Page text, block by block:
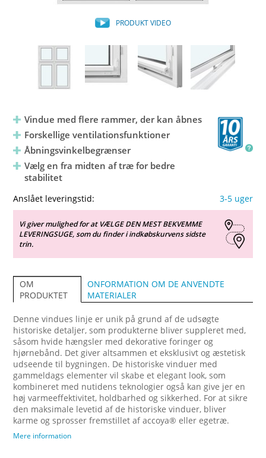
PRODUKT VIDEO
Vindue med flere rammer, der kan åbnes
Forskellige ventilationsfunktioner
Åbningsvinkelbegrænser
Vælg en fra midten af træ for bedre
stabilitet
Anslået leveringstid: 3-5 uger
Vi giver mulighed for at VÆLGE DEN MEST BEKVEMME
LEVERINGSUGE, som du finder i indkøbskurvens sidste
trin.
OM
PRODUKTET
ONFORMATION OM DE ANVENDTE
MATERIALER
Denne vindues linje er unik på grund af de udsøgte
historiske detaljer, som produkterne bliver suppleret med,
såsom hvide hængsler med dekorative foringer og
hjørnebånd. Det giver altsammen et eksklusivt og æstetisk
udseende til bygningen. De historiske vinduer med
gammeldags elementer vil skabe et elegant look, som
kombineret med nutidens teknologier også kan give jer en
høj varmeeffektivitet, holdbarhed og sikkerhed. For at sikre
den maksimale levetid af de historiske vinduer, bliver
karme og sprosser fremstillet af accoya® eller egetræ.
Vinduer Sidehængt Combi tilbyder et endnu bredere valg af
Mere information